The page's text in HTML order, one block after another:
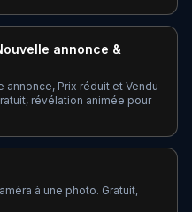
annonce &
Prix réduit et Vendu
révélation animée pour
à une photo. Gratuit,